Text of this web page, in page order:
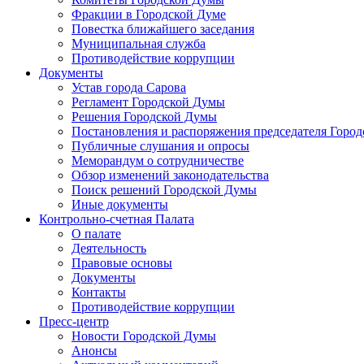
Фракции в Городской Думе
Повестка ближайшего заседания
Муниципальная служба
Противодействие коррупции
Документы
Устав города Сарова
Регламент Городской Думы
Решения Городской Думы
Постановления и распоряжения председателя
Публичные слушания и опросы
Меморандум о сотрудничестве
Обзор изменений законодательства
Поиск решений Городской Думы
Иные документы
Контрольно-счетная Палата
О палате
Деятельность
Правовые основы
Документы
Контакты
Противодействие коррупции
Пресс-центр
Новости Городской Думы
Анонсы